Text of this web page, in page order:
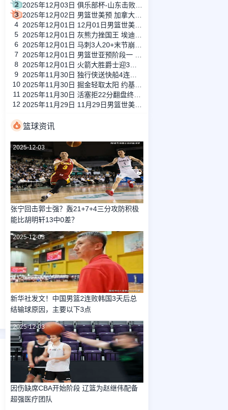
2
3
4
5
6
7
8
9
10
11
12
篮球资讯
2025-12-03
张宁回击郭士强？轰21+7+4三分攻防积极
能比胡明轩13中0差？
2025-12-03
新华社发文！中国男篮2连败韩国3天后总
结输球原因，主要以下3点
2025-12-03
因伤缺席CBA开始阶段 辽篮为赵继伟配备
超强医疗团队